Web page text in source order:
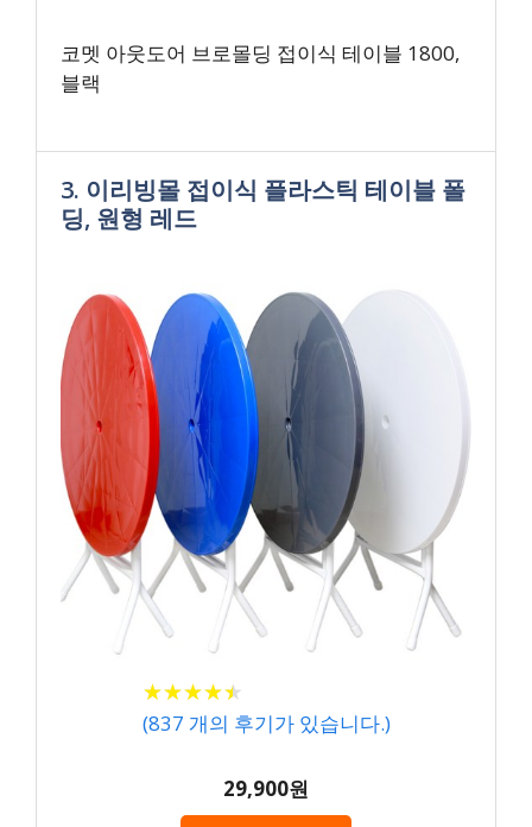
코멧 아웃도어 브로몰딩 접이식 테이블 1800,
블랙
3. 이리빙몰 접이식 플라스틱 테이블 폴
딩, 원형 레드
★★★★★
★★★★★
(837 개의 후기가 있습니다.)
29,900원